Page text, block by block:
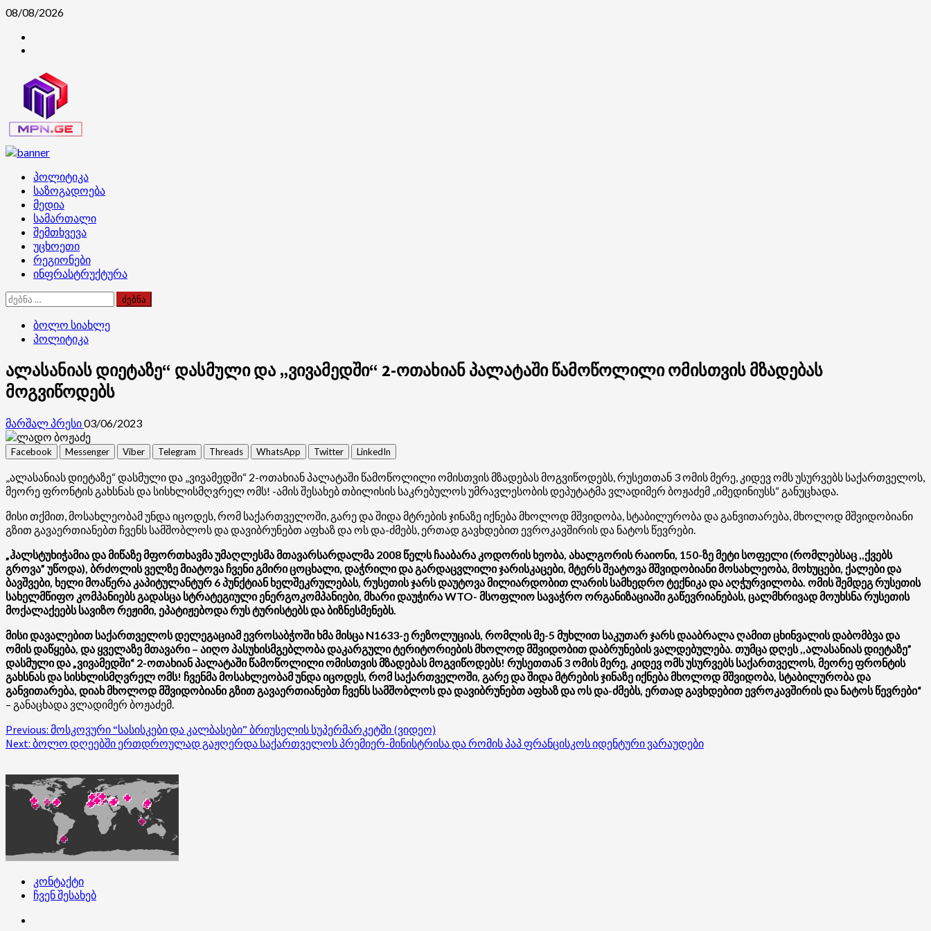
Skip
content
08/08/2026
Primary
Menu
პოლიტიკა
საზოგადოება
მედია
სამართალი
შემთხვევა
უცხოეთი
რეგიონები
ინფრასტრუქტურა
ძებნა:
ბოლო სიახლე
პოლიტიკა
ალასანიას დიეტაზე“ დასმული და „ვივამედში“ 2-ოთახიან პალატაში წამოწოლილი ომისთვის მზადებას
მოგვიწოდებს
მარშალ პრესი03/06/2023
Facebook Messenger Viber Telegram Threads WhatsApp Twitter LinkedIn
„ალასანიას დიეტაზე“ დასმული და „ვივამედში“ 2-ოთახიან პალატაში წამოწოლილი ომისთვის მზადებას მოგვიწოდებს, რუსეთთან 3 ომის მერე, კიდევ ომს უსურვებს საქართველოს,
მეორე ფრონტის გახსნას და სისხლისმღვრელ ომს! -ამის შესახებ თბილისის საკრებულოს უმრავლესობის დეპუტატმა ვლადიმერ ბოჟაძემ „იმედინიუსს“ განუცხადა.
მისი თქმით, მოსახლეობამ უნდა იცოდეს, რომ საქართველოში, გარე და შიდა მტრების ჯინაზე იქნება მხოლოდ მშვიდობა, სტაბილურობა და განვითარება, მხოლოდ მშვიდობიანი
გზით გავაერთიანებთ ჩვენს სამშობლოს და დავიბრუნებთ აფხაზ და ოს და-ძმებს, ერთად გავხდებით ევროკავშირის და ნატოს წევრები.
„ჰალსტუხიჭამია და მიწაზე მფორთხავმა უმაღლესმა მთავარსარდალმა 2008 წელს ჩააბარა კოდორის ხეობა, ახალგორის რაიონი, 150-ზე მეტი სოფელი (რომლებსაც ,,ქვებს
გროვა” უწოდა), ბრძოლის ველზე მიატოვა ჩვენი გმირი ცოცხალი, დაჭრილი და გარდაცვლილი ჯარისკაცები, მტერს შეატოვა მშვიდობიანი მოსახლეობა, მოხუცები, ქალები და
ბავშვები, ხელი მოაწერა კაპიტულანტურ 6 პუნქტიან ხელშეკრულებას, რუსეთის ჯარს დაუტოვა მილიარდობით ლარის სამხედრო ტექნიკა და აღჭურვილობა. ომის შემდეგ რუსეთის
სახელმწიფო კომპანიებს გადასცა სტრატეგიული ენერგოკომპანიები, მხარი დაუჭირა WTO- მსოფლიო სავაჭრო ორგანიზაციაში გაწევრიანებას, ცალმხრივად მოუხსნა რუსეთის
მოქალაქეებს სავიზო რეჟიმი, ეპატიჟებოდა რუს ტურისტებს და ბიზნესმენებს.
მისი დავალებით საქართველოს დელეგაციამ ევროსაბჭოში ხმა მისცა N1633-ე რეზოლუციას, რომლის მე-5 მუხლით საკუთარ ჯარს დააბრალა ღამით ცხინვალის დაბომბვა და
ომის დაწყება, და ყველაზე მთავარი – აიღო პასუხისმგებლობა დაკარგული ტერიტორიების მხოლოდ მშვიდობით დაბრუნების ვალდებულება. თუმცა დღეს ,,ალასანიას დიეტაზე”
დასმული და „ვივამედში“ 2-ოთახიან პალატაში წამოწოლილი ომისთვის მზადებას მოგვიწოდებს! რუსეთთან 3 ომის მერე, კიდევ ომს უსურვებს საქართველოს, მეორე ფრონტის
გახსნას და სისხლისმღვრელ ომს! ჩვენმა მოსახლეობამ უნდა იცოდეს, რომ საქართველოში, გარე და შიდა მტრების ჯინაზე იქნება მხოლოდ მშვიდობა, სტაბილურობა და
განვითარება, დიახ მხოლოდ მშვიდობიანი გზით გავაერთიანებთ ჩვენს სამშობლოს და დავიბრუნებთ აფხაზ და ოს და-ძმებს, ერთად გავხდებით ევროკავშირის და ნატოს წევრები“
– განაცხადა ვლადიმერ ბოჟაძემ.
Post
navigation
Previous: მოსკოვური “სასისკები და კალბასები” ბრიუსელის სუპერმარკეტში (ვიდეო)
Next: ბოლო დღეებში ერთდროულად გაჟღერდა საქართველოს პრემიერ-მინისტრისა და რომის პაპ ფრანცისკოს იდენტური ვარაუდები
კონტაქტი
ჩვენ შესახებ